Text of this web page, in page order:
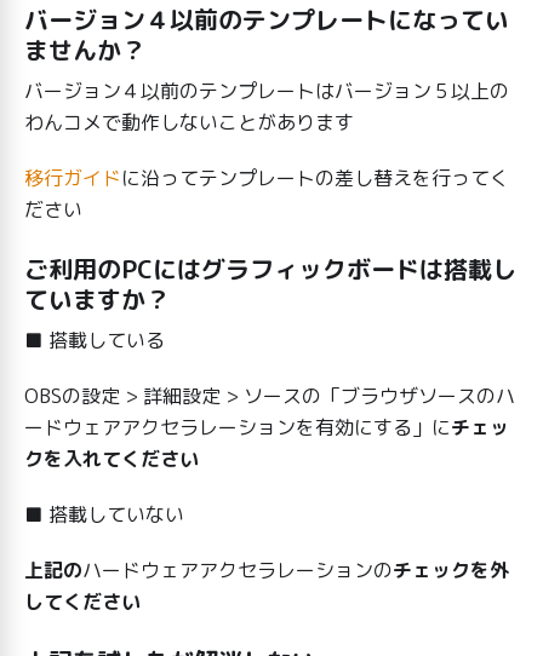
バージョン４以前のテンプレートになってい
ませんか？
バージョン４以前のテンプレートはバージョン５以上の
わんコメで動作しないことがあります
移行ガイドに沿ってテンプレートの差し替えを行ってく
ださい
ご利用のPCにはグラフィックボードは搭載し
ていますか？
■ 搭載している
OBSの設定 > 詳細設定 > ソースの「ブラウザソースのハ
ードウェアアクセラレーションを有効にする」にチェッ
クを入れてください
■ 搭載していない
上記のハードウェアアクセラレーションのチェックを外
してください